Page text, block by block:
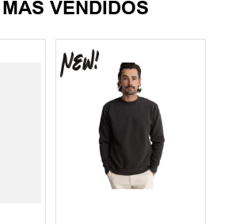
VENDIDOS